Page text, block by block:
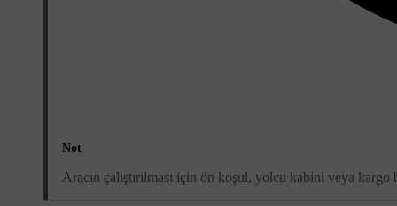
Not
Aracın çalıştırılması için ön koşul, yolcu kabini veya